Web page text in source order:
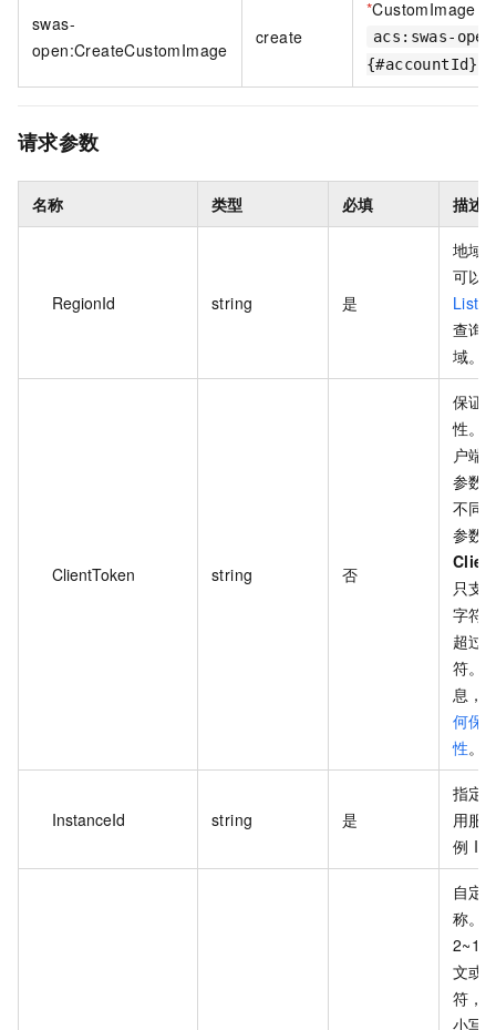
swas-
open:CreateCustomImage
create
*CustomImage
acs:swas-
请求参数
名称 类型 必填 描述
RegionId string 是
地域
可以
查询
域。
ClientToken string 否
保证
性。
户端
参数
不同
参数
只支
字符
超过
符。
息，
何保
性。
InstanceId string 是
指定
用服
例 ID
自定
称。
文或
符，
小写